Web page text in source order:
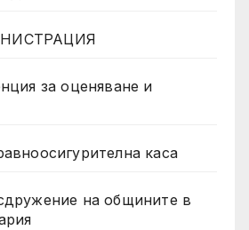
за оценяване и
каса
на общините в